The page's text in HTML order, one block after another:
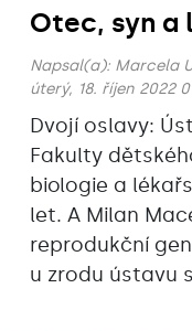
Otec, syn a
Napsal(a): Marcela
úterý, 18. říjen 2022
Dvojí oslavy:
Fakulty
biologie a
let. A Milan
reprodukční
u zrodu ústavu